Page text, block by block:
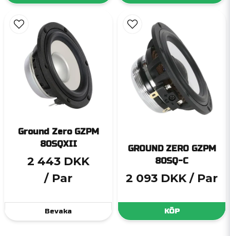
Ground Zero GZPM
80SQXII
2 443 DKK
/ Par
Bevaka
GROUND ZERO GZPM
80SQ-C
2 093 DKK / Par
KÖP